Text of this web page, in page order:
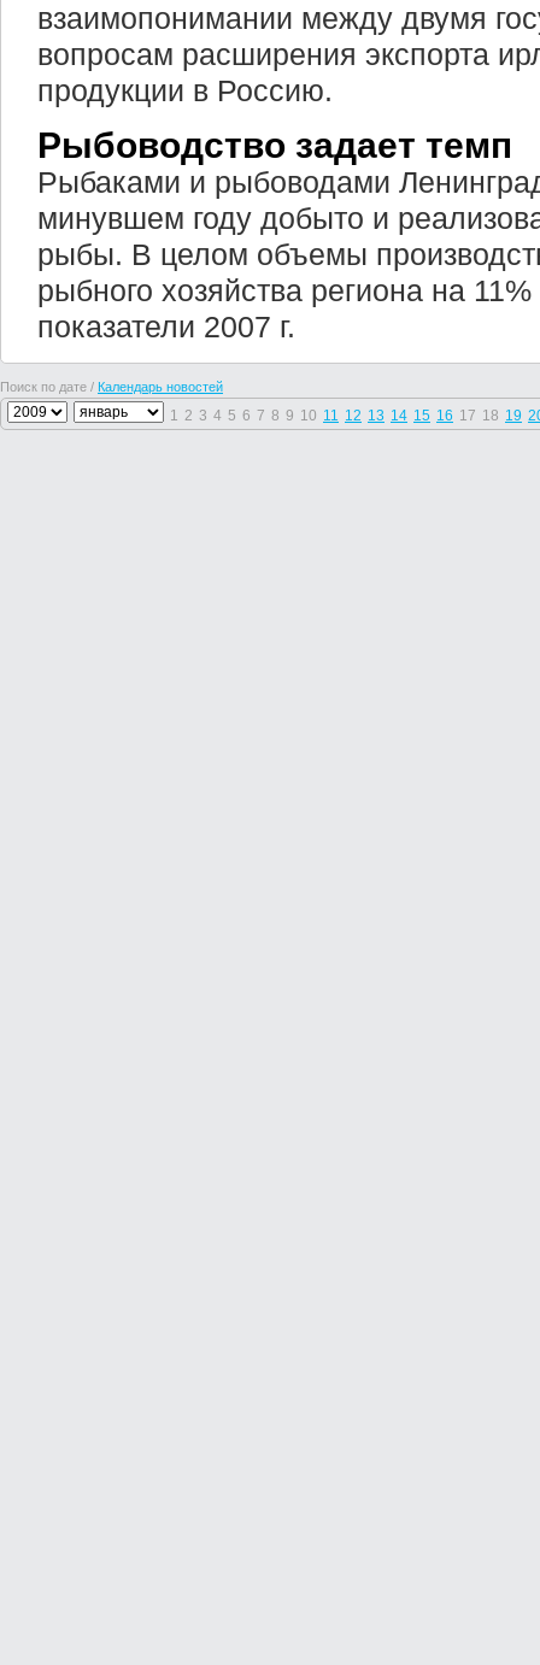
взаимопонимании между двумя
вопросам расширения экспорта
продукции в Россию.
Рыбоводство задает темп
Рыбаками и рыбоводами
минувшем году добыто и
рыбы. В целом объемы
рыбного хозяйства региона на
показатели 2007 г.
Поиск по дате / Календарь новостей
1 2 3 4 5 6 7 8 9 10 11 12 13 14 15 16 17 18 19